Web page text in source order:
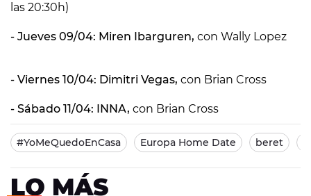
las 20:30h)
- Jueves 09/04: Miren Ibarguren, con Wally Lopez
- Viernes 10/04: Dimitri Vegas, con Brian Cross
- Sábado 11/04: INNA, con Brian Cross
#YoMeQuedoEnCasa Europa Home Date beret
LO MÁS